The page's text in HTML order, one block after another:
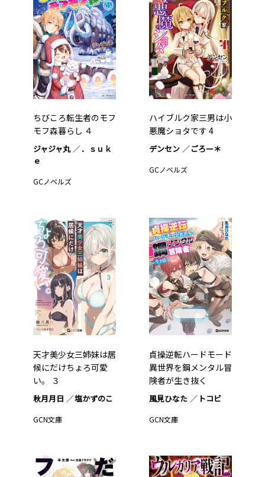
ちびころ転生者のモフ
モフ森暮らし ４
ジャジャ丸
．ｓｕｋ
ｅ
GCノベルズ
ハイブルク家三男は小
悪魔ショタです 4
デンセン ごろー＊
GCノベルズ
天才美少女三姉妹は居
候にだけちょろ可愛
い。 ３
秋月月日 塩かずのこ
GCN文庫
貞操逆転ハードモード
異世界を鋼メンタル冒
険者が生き抜く
風見ひなた トコビ
GCN文庫